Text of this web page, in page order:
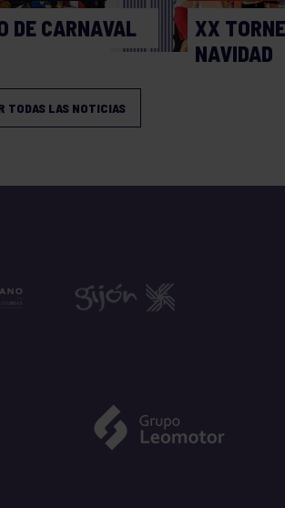
DE CARNAVAL
XX
NAVIDAD
TODAS LAS NOTICIAS